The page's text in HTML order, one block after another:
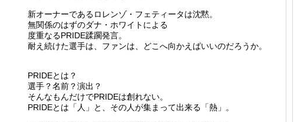
新オーナーであるロレンゾ・フェティータは沈黙。
無関係のはずのダナ・ホワイトによる
度重なるPRIDE蹂躙発言。
耐え続けた選手は、ファンは、どこへ向かえばいいのだろうか。
PRIDEとは？
選手？名前？演出？
そんなもんだけでPRIDEは創れない。
PRIDEとは「人」と、その人が集まって出来る「熱」。